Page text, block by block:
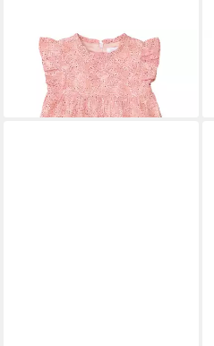
STACCATOA-Linien-Kleid
Md.-Kleid
25,99 €